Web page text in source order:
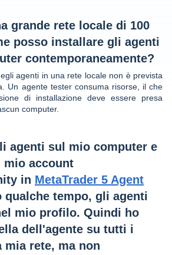
grande rete locale di 100
posso installare gli agenti
contemporaneamente?
agenti in una rete locale non è prevista
Un agente tester consuma risorse, il che
di installazione deve essere presa
computer.
agenti sul mio computer e
mio account
in MetaTrader 5 Agent
qualche tempo, gli agenti
mio profilo. Quindi ho
dell'agente su tutti i
mia rete, ma non